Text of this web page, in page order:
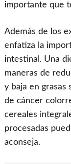
importante que
Además de los
enfatiza la
intestinal. Una
maneras de
y baja en grasas
de cáncer
cereales
procesadas
aconseja.